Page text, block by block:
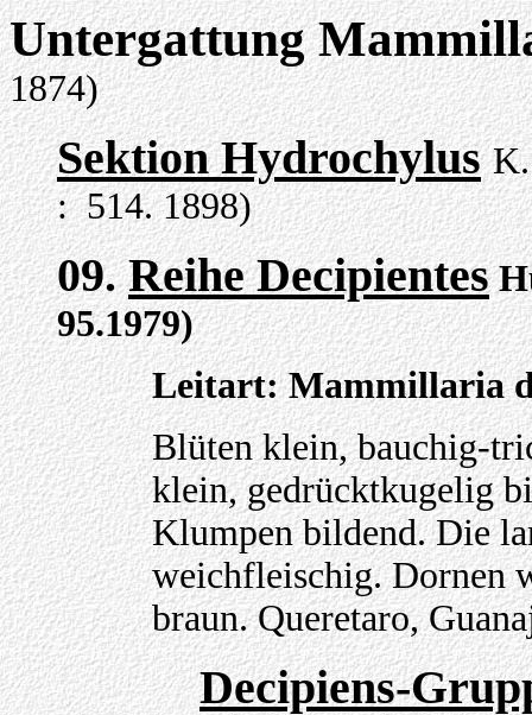
Untergattung
1874)
Sektion Hydrochylus
: 514. 1898)
09.Reihe Decipientes
95.1979)
Leitart: Mammillaria
Blüten klein, bauchig-
klein, gedrücktkugelig
Klumpen bildend. Die
weichfleischig. Dornen
braun. Queretaro,
Decipiens-